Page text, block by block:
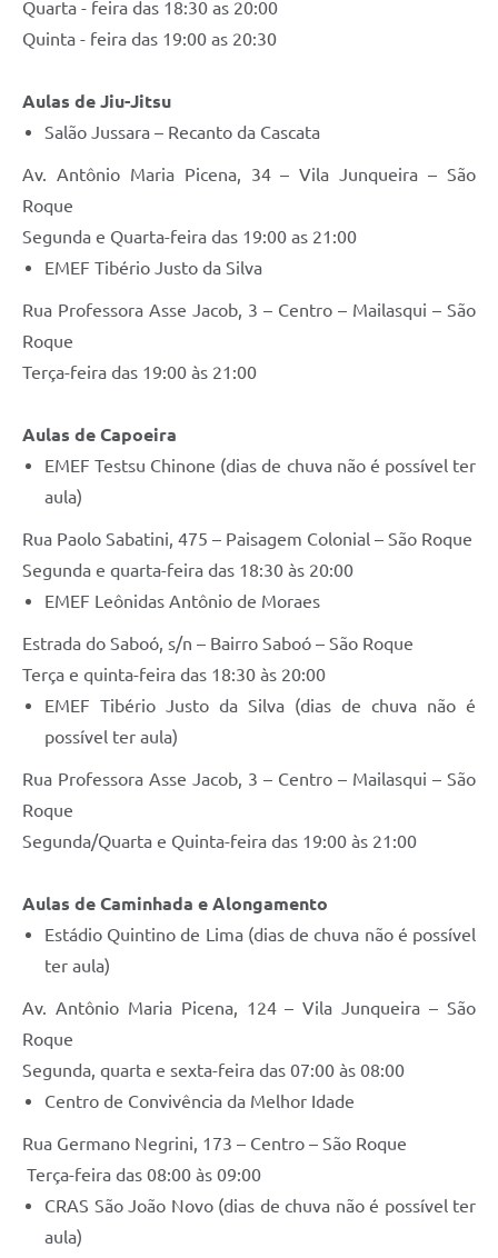
Quarta - feira das 18:30 as 20:00
Quinta - feira das 19:00 as 20:30
Aulas de Jiu-Jitsu
Salão Jussara – Recanto da Cascata
Av. Antônio Maria Picena, 34 – Vila Junqueira – São
Roque
Segunda e Quarta-feira das 19:00 as 21:00
EMEF Tibério Justo da Silva
Rua Professora Asse Jacob, 3 – Centro – Mailasqui – São
Roque
Terça-feira das 19:00 às 21:00
Aulas de Capoeira
EMEF Testsu Chinone (dias de chuva não é possível ter
aula)
Rua Paolo Sabatini, 475 – Paisagem Colonial – São Roque
Segunda e quarta-feira das 18:30 às 20:00
EMEF Leônidas Antônio de Moraes
Estrada do Saboó, s/n – Bairro Saboó – São Roque
Terça e quinta-feira das 18:30 às 20:00
EMEF Tibério Justo da Silva (dias de chuva não é
possível ter aula)
Rua Professora Asse Jacob, 3 – Centro – Mailasqui – São
Roque
Segunda/Quarta e Quinta-feira das 19:00 às 21:00
Aulas de Caminhada e Alongamento
Estádio Quintino de Lima (dias de chuva não é possível
ter aula)
Av. Antônio Maria Picena, 124 – Vila Junqueira – São
Roque
Segunda, quarta e sexta-feira das 07:00 às 08:00
Centro de Convivência da Melhor Idade
Rua Germano Negrini, 173 – Centro – São Roque
Terça-feira das 08:00 às 09:00
CRAS São João Novo (dias de chuva não é possível ter
aula)